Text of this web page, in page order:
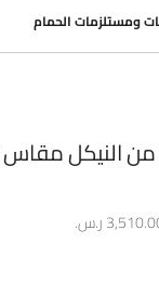
ومستلزمات الحمام
ر.س.